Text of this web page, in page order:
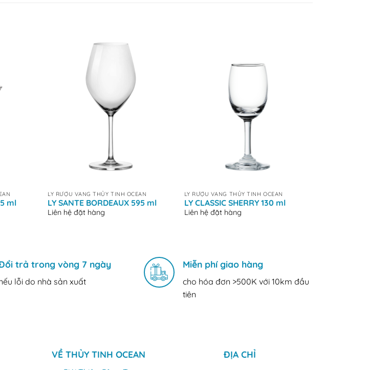
ml
LY RƯỢU VANG THỦY TINH OCEAN
LY SANTE BORDEAUX 595 ml
Liên hệ đặt hàng
LY RƯỢU VANG THỦY TINH OCEAN
LY CLASSIC SHERRY 130 ml
Liên hệ đặt hàng
trả trong vòng 7 ngày
lỗi do nhà sản xuất
Miễn phí giao hàng
cho hóa đơn >500K với 10km đầu
tiên
VỀ THỦY TINH OCEAN ĐỊA CHỈ